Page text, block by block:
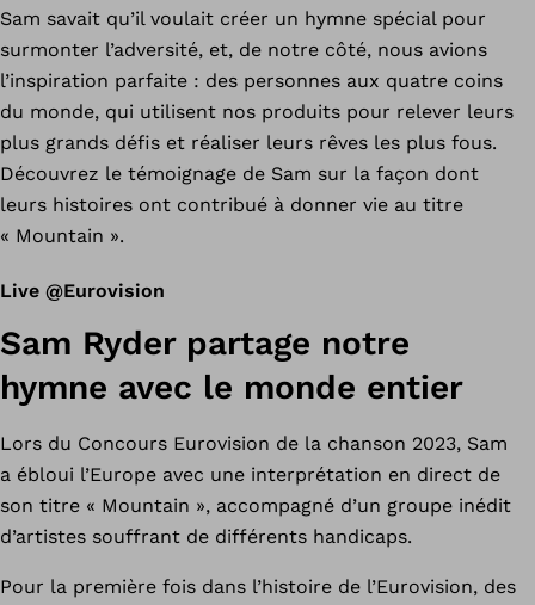
Sam savait qu’il voulait créer un hymne spécial pour
surmonter l’adversité, et, de notre côté, nous avions
l’inspiration parfaite : des personnes aux quatre coins
du monde, qui utilisent nos produits pour relever leurs
plus grands défis et réaliser leurs rêves les plus fous.
Découvrez le témoignage de Sam sur la façon dont
leurs histoires ont contribué à donner vie au titre
« Mountain ».
Live @Eurovision
Sam Ryder partage notre
hymne avec le monde entier
Lors du Concours Eurovision de la chanson 2023, Sam
a ébloui l’Europe avec une interprétation en direct de
son titre « Mountain », accompagné d’un groupe inédit
d’artistes souffrant de différents handicaps.
Pour la première fois dans l’histoire de l’Eurovision, des